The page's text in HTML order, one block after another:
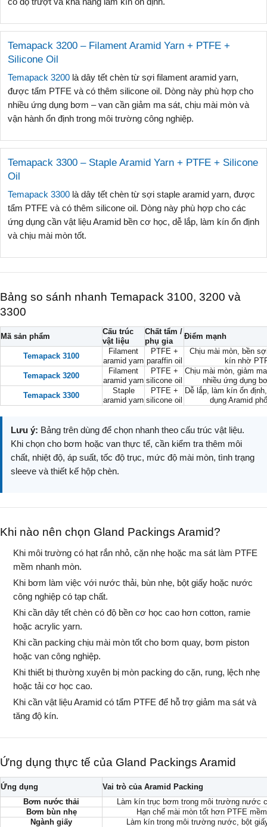
Temapack 3200 – Filament Aramid Yarn + PTFE +
Silicone Oil
Temapack 3200 là dây tết chèn từ sợi filament aramid yarn,
được tẩm PTFE và có thêm silicone oil. Dòng này phù hợp cho
nhiều ứng dụng bơm – van cần giảm ma sát, chịu mài mòn và
vận hành ổn định trong môi trường công nghiệp.
Temapack 3300 – Staple Aramid Yarn + PTFE + Silicone
Oil
Temapack 3300 là dây tết chèn từ sợi staple aramid yarn, được
tẩm PTFE và có thêm silicone oil. Dòng này phù hợp cho các
ứng dụng cần vật liệu Aramid bền cơ học, dễ lắp, làm kín ổn định
và chịu mài mòn tốt.
Bảng so sánh nhanh Temapack 3100, 3200 và
3300
Mã sản phẩm
Cấu trúc
vật liệu
Chất tẩm /
phụ gia
Điểm mạnh
Temapack 3100
Filament
aramid yarn
PTFE +
paraffin oil
Chịu mài mòn, bền
kín nhờ
Temapack 3200
Filament
aramid yarn
PTFE +
silicone oil
Chịu mài mòn, giảm
nhiều ứng dụng
Temapack 3300
Staple
aramid yarn
PTFE +
silicone oil
Dễ lắp, làm kín ổn
dụng Aramid
Lưu ý: Bảng trên dùng để chọn nhanh theo cấu trúc vật liệu.
Khi chọn cho bơm hoặc van thực tế, cần kiểm tra thêm môi
chất, nhiệt độ, áp suất, tốc độ trục, mức độ mài mòn, tình trạng
sleeve và thiết kế hộp chèn.
Khi nào nên chọn Gland Packings Aramid?
Khi môi trường có hạt rắn nhỏ, cặn nhẹ hoặc ma sát làm PTFE
mềm nhanh mòn.
Khi bơm làm việc với nước thải, bùn nhẹ, bột giấy hoặc nước
công nghiệp có tạp chất.
Khi cần dây tết chèn có độ bền cơ học cao hơn cotton, ramie
hoặc acrylic yarn.
Khi cần packing chịu mài mòn tốt cho bơm quay, bơm piston
hoặc van công nghiệp.
Khi thiết bị thường xuyên bị mòn packing do cặn, rung, lệch nhẹ
hoặc tải cơ học cao.
Khi cần vật liệu Aramid có tẩm PTFE để hỗ trợ giảm ma sát và
tăng độ kín.
Ứng dụng thực tế của Gland Packings Aramid
Ứng dụng
Vai trò của Aramid Packing
Bơm nước thải
Làm kín trục bơm trong môi trường nước
Bơm bùn nhẹ
Hạn chế mài mòn tốt hơn PTFE
Ngành giấy
Làm kín trong môi trường nước, bột